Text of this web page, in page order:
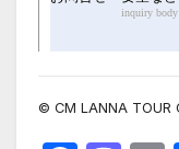
© CM LANNA TOUR